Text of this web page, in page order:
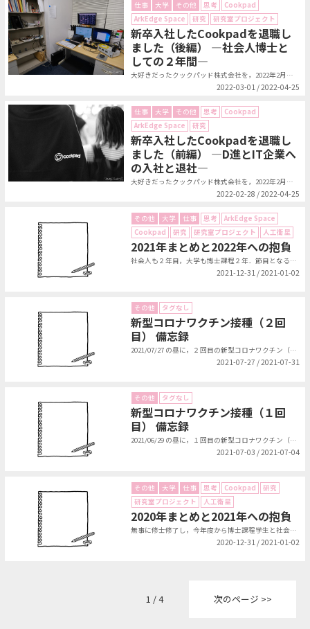
仕事 大学 その他 思考
Cookpad
ArkEdge Space
研究 研究室プロジェクト
新卒入社したCookpadを退職し
ました（後編） ―社会人博士と
しての２年間―
大好きだったクックパッド株式会社を，2022年2月末日をもって退職しました．...
2022-03-01 / 2022-04-25
仕事 大学 その他 思考
Cookpad
ArkEdge Space
研究
新卒入社したCookpadを退職し
ました（前編） ―D進とIT企業へ
の入社と退社―
大好きだったクックパッド株式会社を，2022年2月末日をもって退職しました．...
2022-02-28 / 2022-04-25
その他 大学 仕事 思考
ArkEdge Space
Cookpad
研究 研究室プロジェクト 人工衛星
2021年まとめと2022年への抱負
社会人も２年目，大学も博士課程２年．節目となるようなビックイベントもなく，し...
2021-12-31 / 2021-01-02
その他 タグなし
新型コロナワクチン接種（２回
目） 備忘録
2021/07/27 の昼に，２回目の新型コロナワクチン（モデルナ社製）を接...
2021-07-27 / 2021-07-31
その他 タグなし
新型コロナワクチン接種（１回
目） 備忘録
2021/06/29 の昼に，１回目の新型コロナワクチン（モデルナ社製）を接...
2021-07-03 / 2021-07-04
その他 大学 仕事 思考 Cookpad
研究
研究室プロジェクト
人工衛星
2020年まとめと2021年への抱負
無事に修士修了し，今年度から博士課程学生と社会人の二重生活が始まりました．今...
2020-12-31 / 2021-01-02
1 / 4 次のページ >>